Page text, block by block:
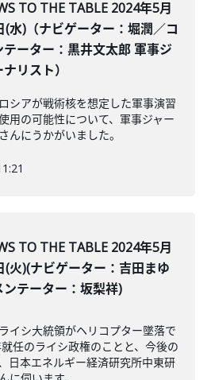
TO THE TABLE 2024年5月
(水)（ナビゲーター：堀潤／コ
テーター：黒井文太郎 軍事ジ
リスト）
シアが戦術核を想定した軍事演習
用の可能性について、軍事ジャー
んにうかがいました。
TO THE TABLE 2024年5月
(火)(ナビゲーター：吉田まゆ
ンテーター：坂梨祥)
イシ大統領がヘリコプター墜落で
任のライシ政権のことと、今後の
日本エネルギー経済研究所中東研